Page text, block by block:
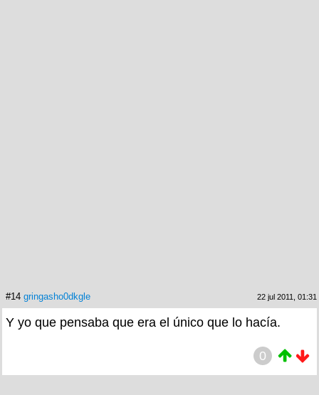
#14 gringasho0dkgle 22 jul 2011, 01:31
Y yo que pensaba que era el único que lo hacía.
0